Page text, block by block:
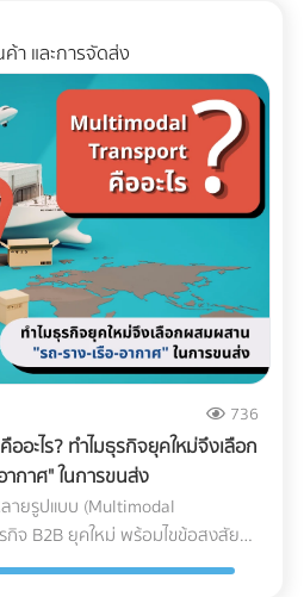
ทานต่อการบรรทุกของที่หนักมาก
อบโจทย์: สินค้านำเข้า-ส่งออกที่
บ/ส่งที่ท่าเรือหรือท่าอากาศยาน),
เหล็กสะพาน, หรือรถยนต์ 3 เช็
อนตัดสินใจจ้างรถขนส่งเหมาคัน
าตร (คิว) เท่าไหร่? (เพื่อเลือกรถที่
ที่ว่างให้เสียเงินฟรี) จุดขึ้น-ลง
ซอยแคบ รถ 6 ล้อเข้าไม่ได้ หรือมี
องหรือไม่) ต้องการบริการเสริม
กงานยกของด้วย หรือต้องการ
มเติม) สรุป การเลือก
าน ไม่เพียงแต่ช่วยปกป้องสินค้าให้ถึง
ยังเป็นกลยุทธ์สำคัญที่ช่วยให้ฝ่ายจัด
ได้อย่างมีประสิทธิภาพ กำลัง
ยู่ใช่ไหม? ไม่ต้องเสียเวลาโทรเช็
าและเปรียบเทียบ บริษัทขนส่ง
คัน, และบริษัท Logistics ชั้นนำ ที่มี
ผ่านการคัดกรองความน่าเชื่อถือ
ฝั่งรับและฝั่งจ่ายได้ง่าย (Cross-
ระวัง: อาจเกิดความแออัดบริเวณ
ละส่งสินค้าพร้อมกันในปริมาณ
SME, ธุรกิจที่มีพื้นที่อาคารจำกัด,
ไป (FMCG) 2. รูปแบบตัว I
รูปแบบนี้คือการเดินทางเป็น
อาคาร และจุดจ่ายสินค้าจะอยู่ท้าย
ไหลไปในทิศทางเดียวแบบไม่มีการ
และการวิ่งสวนทางกันได้อย่าง
ไหลลื่นมาก (Straight-line flow) ลด
วรระวัง: ต้องใช้อาคารที่มีความยาว
ก (ลานจอดรถ) ทั้ง 2 ฝั่งของอาคาร
เหมาะกับใคร?: โรงงานอุตสาหกรรม
รเข้า-ออกของสินค้ามหาศาล
มีน้ำหนักมาก/ชิ้นใหญ่ที่เคลื่อนย้าย
ค้าและจุดจ่ายสินค้าจะตั้งฉากกันที่
งผนังอาคาร) มักเกิดขึ้นจากข้อ
อพื้นที่ที่ดิน ข้อดี: แยกพื้นที่รับและส่ง
น ลดความแออัดบริเวณประตูได้ดี
ค่สิ่งที่คุณยื่น แต่ดู "สิ่งที่คนอื่นยื่น
คัญคือ... ธุรกิจของคุณพร้อมรับมือ
ในวันที่ข้อมูลทางการเงินทุกเส้น
บตัวสำคัญ ที่เจ้าของธุรกิจ
างภูมิคุ้มกันให้บริษัทปลอดภัยจาก
บังคับใช้ "บัญชีเล่มเดียว" (Single
ดยุคของการทำ "บัญชีเล่มหนึ่งยื่น
ว้ดูเอง" แล้ว เพราะข้อมูลเงินสดที่
ค่าไฟ หรือข้อมูลการนำเข้าสินค้า
งใจทำรายได้ให้ต่ำกว่าความเป็นจริง
ขัดแย้งกันเองจนกลายเป็นเป้าหมาย
ทึกรายได้และค่าใช้จ่ายทุกรายการ
ะปลอดภัยจากสรรพากรแล้ว งบ
ง ยังช่วยให้ธุรกิจกู้ขอสินเชื่อกับ
ง่ายขึ้นด้วย 2. ปรับตัวเข้าสู่ระบบ
ความผิดพลาดเล็กๆ น้อยๆ จาก
Error) เช่น พิมพ์ตัวเลขใบกำกับ
บ ถือเป็นหนึ่งในสาเหตุหลักที่ทำให้
ลี่ยนจากการใช้กระดาษ มาใช้ระบบ
า และการจัดส่ง
736
อะไร? ทำไมธุรกิจยุคใหม่จึงเลือก
กาศ" ในการขนส่ง
ายรูปแบบ (Multimodal
จ B2B ยุคใหม่ พร้อมไขข้อสงสัยว่า
วยคุมต้นทุนและเวลา ค้นหาพาร์ท